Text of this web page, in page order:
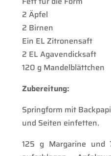
2 Äpfel
2 Birnen
Ein EL Zitronensaft
2 EL Agavendicksaft
120 g Mandelblättchen
Zubereitung:
Springform mit
und Seiten einfetten.
125 g Margarine und